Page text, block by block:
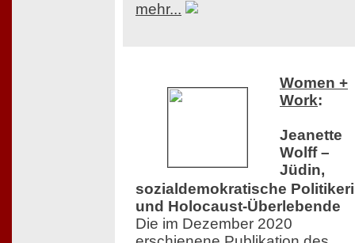
mehr...
Women +
Work:
Jeanette
Wolff –
Jüdin,
sozialdemokratische
und Holocaust-Überlebende
Die im Dezember 2020